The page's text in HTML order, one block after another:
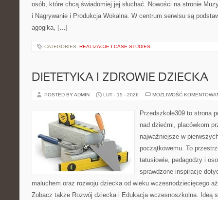
osób, które chcą świadomiej jej słuchać. Nowości na stronie
i Nagrywanie i Produkcja Wokalna. W centrum serwisu są
agogika, […]
CATEGORIES: REALIZACJE I CASE STUDIES
DIETETYKA I ZDROWIE DZIECKA
POSTED BY ADMIN LUT - 15 - 2026 MOŻLIWOŚĆ
Przedszkole309 to strona
nad dziećmi, placówkom
najważniejsze w
początkowemu. To
tatusiowie, pedagodzy i
sprawdzone inspiracje
maluchem oraz rozwoju dziecka od wieku wczesnodziecięcego
Zobacz także Rozwój dziecka i Edukacja wczesnoszkolna. Ideą